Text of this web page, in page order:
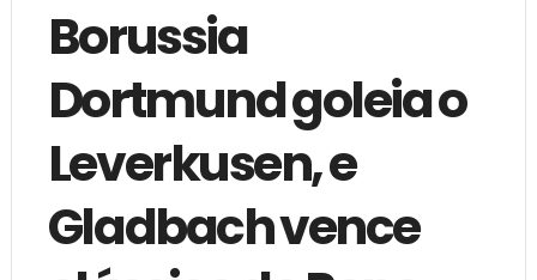
Borussia
Dortmund goleia o
Leverkusen, e
Gladbach vence